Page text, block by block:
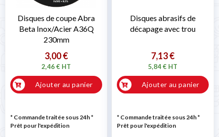
Disques de coupe Abra
Beta Inox/Acier A36Q
230mm
3,00 €
2,46 € HT
Ajouter au panier
* Commande traitée sous 24h*
Prêt pour l'expédition
Disques abrasifs de
décapage avec trou
7,13 €
5,84 € HT
Ajouter au panier
* Commande traitée sous 24h*
Prêt pour l'expédition